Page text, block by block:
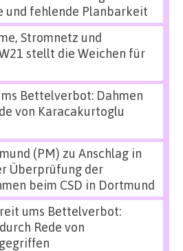
und fehlende Planbarkeit
Stromnetz und
stellt die Weichen für
Bettelverbot: Dahmen
von Karacakurtoglu
(PM) zu Anschlag in
Überprüfung der
beim CSD in Dortmund
ums Bettelverbot:
Rede von